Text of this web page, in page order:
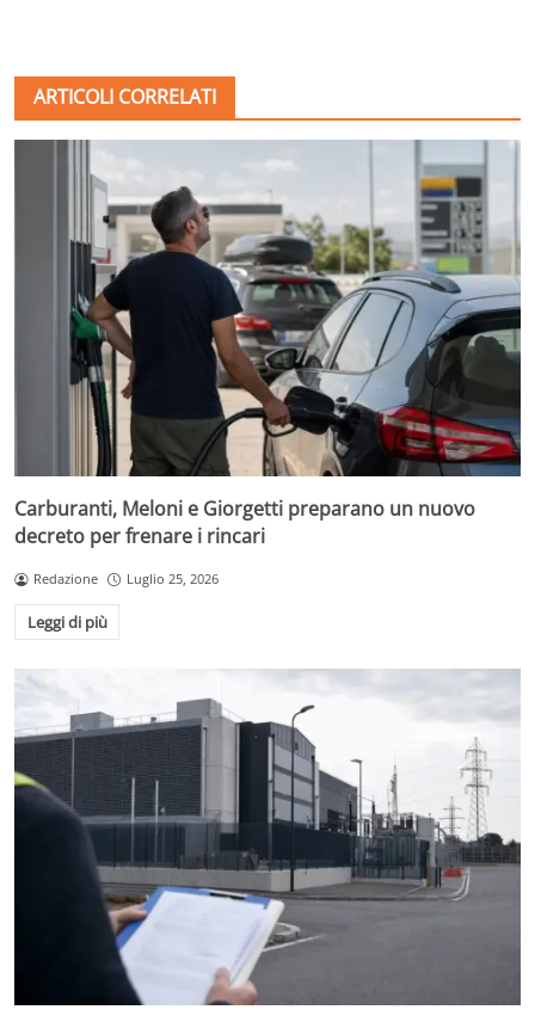
ARTICOLI CORRELATI
Carburanti, Meloni e Giorgetti preparano un nuovo
decreto per frenare i rincari
Redazione Luglio 25, 2026
Leggi di più